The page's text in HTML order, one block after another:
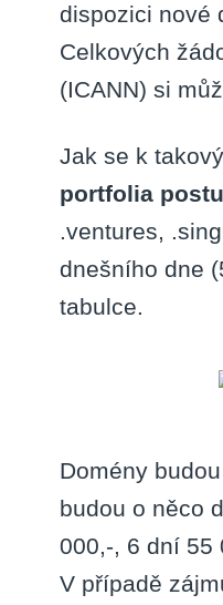
dispozici nové
Celkových
(ICANN) si
Jak se k
portfolia
.ventures,
dnešního dne
tabulce.
Domény
budou o něco
000,-, 6 dní 55
V případě